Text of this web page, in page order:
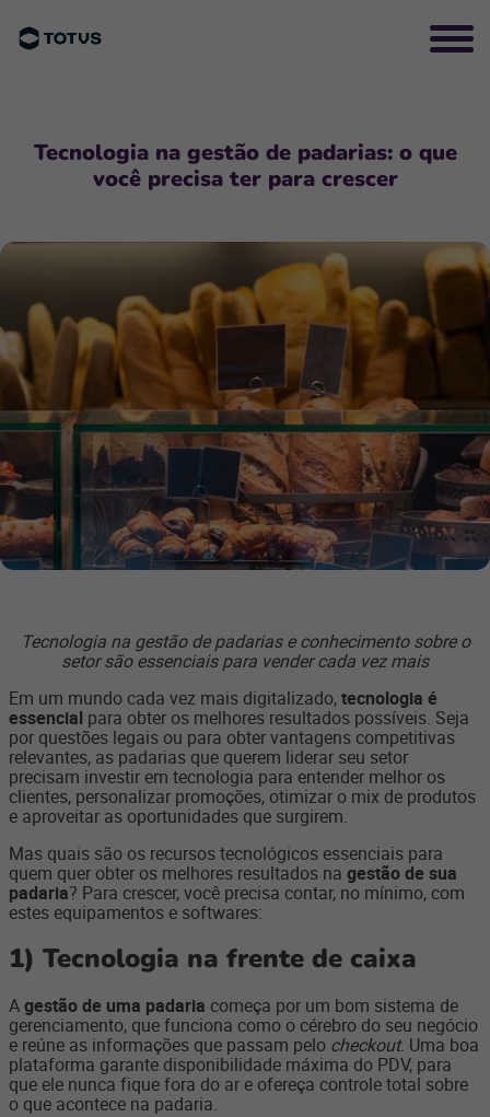
Tecnologia na gestão de padarias: o que
você precisa ter para crescer
Tecnologia na gestão de padarias e conhecimento sobre o
setor são essenciais para vender cada vez mais
Em um mundo cada vez mais digitalizado,tecnologia é
essencial para obter os melhores resultados possíveis. Seja
por questões legais ou para obter vantagens competitivas
relevantes, as padarias que querem liderar seu setor
precisam investir em tecnologia para entender melhor os
clientes, personalizar promoções, otimizar o mix de produtos
e aproveitar as oportunidades que surgirem.
Mas quais são os recursos tecnológicos essenciais para
quem quer obter os melhores resultados na gestão de sua
padaria? Para crescer, você precisa contar, no mínimo, com
estes equipamentos e softwares:
1) Tecnologia na frente de caixa
Agestão de uma padaria começa por um bom sistema de
gerenciamento, que funciona como o cérebro do seu negócio
e reúne as informações que passam pelo checkout. Uma boa
plataforma garante disponibilidade máxima do PDV, para
que ele nunca fique fora do ar e ofereça controle total sobre
o que acontece na padaria.